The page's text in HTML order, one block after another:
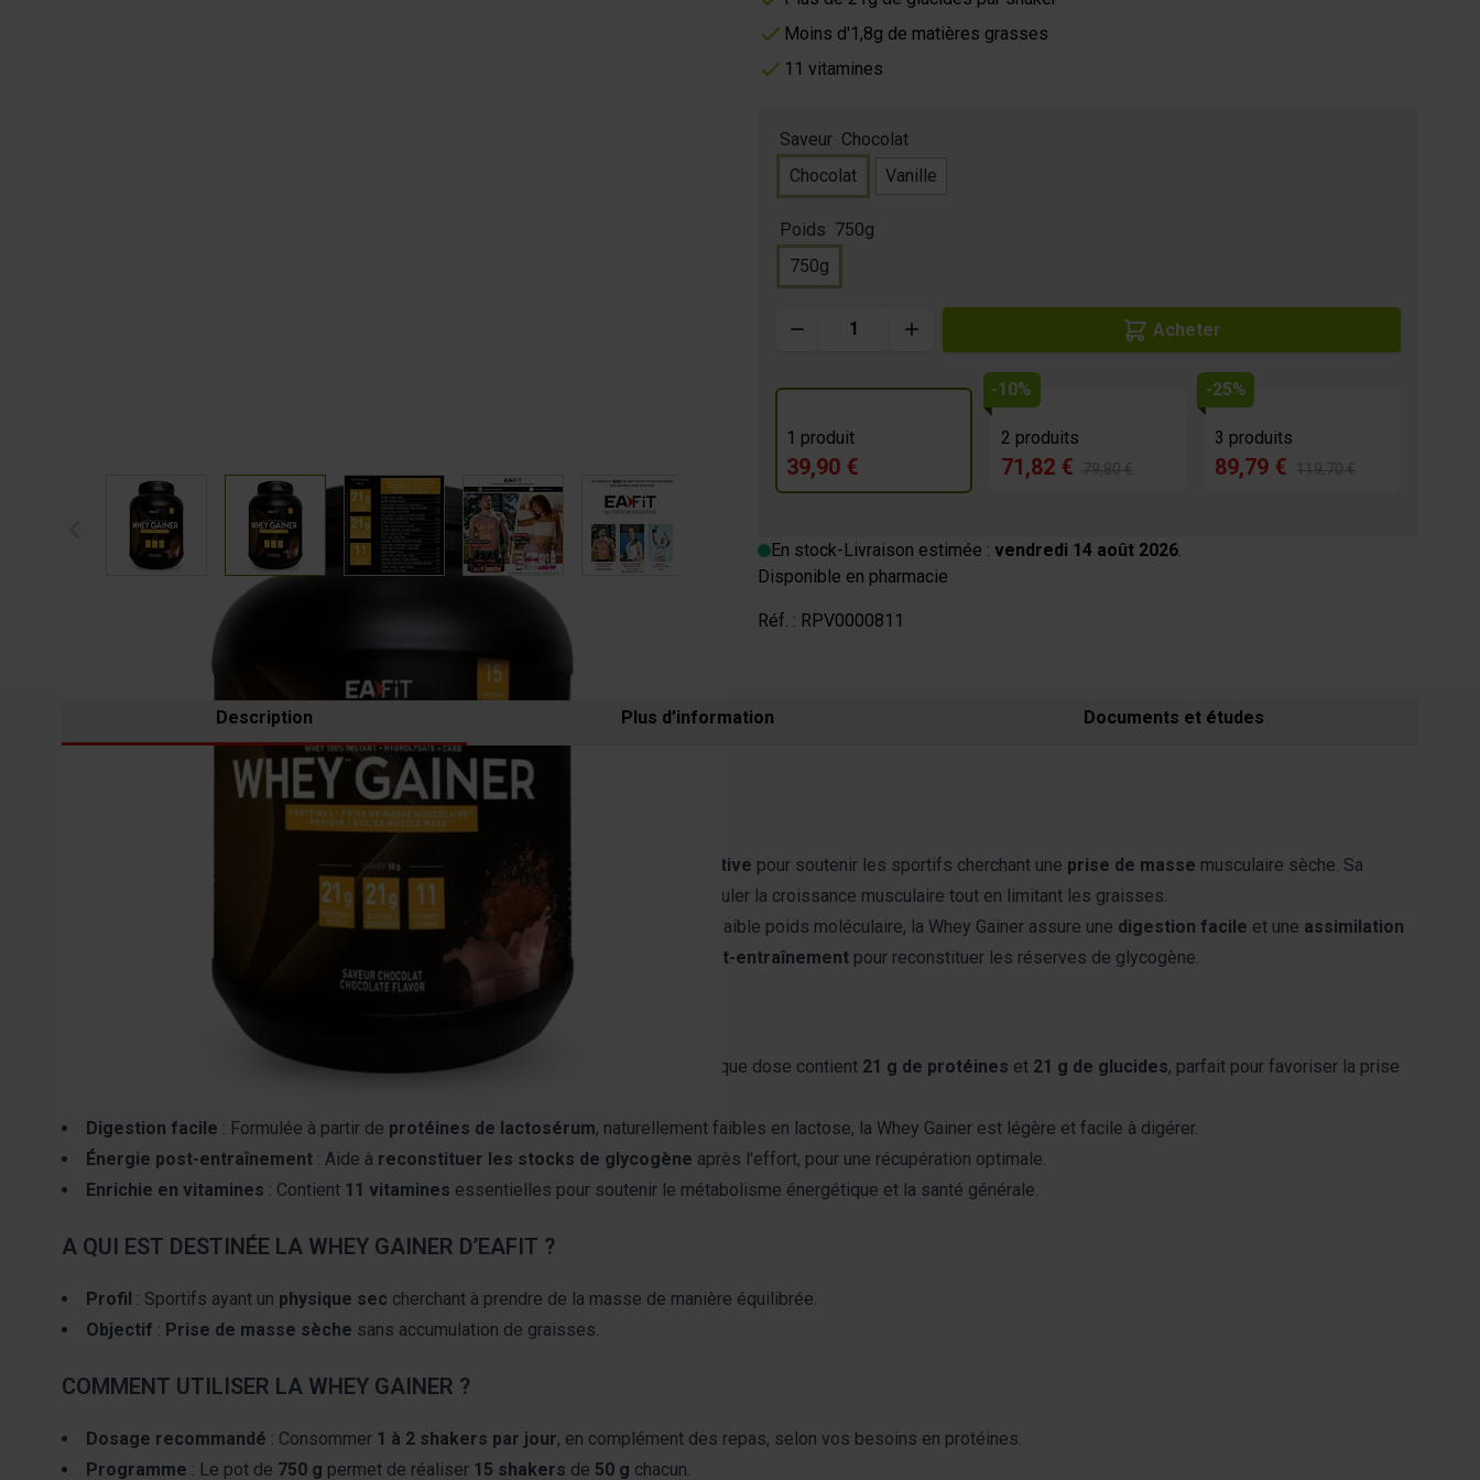
View larger imageView larger imageView larger imageView larger imageView larger imageView larger imageView larger image
Moins d'1,8g de matières grasses
11 vitamines
Saveur Chocolat
Chocolat
Vanille
Poids 750g
750g
Acheter
1 produit
39,90 €
-10%
2 produits
71,82 € 79,80 €
-25%
3 produits
89,79 € 119,70 €
En stock-Livraison estimée : vendredi 14 août 2026.
Disponible en pharmacie
Réf. : RPV0000811
Description Plus d’information Documents et études
QU'EST-CE QUE LA WHEY GAINER (LEAN GAINER) EAFIT ?
a été spécifiquement développée par nos experts en nutrition sportive pour soutenir les sportifs cherchant une prise de masse musculaire sèche. Sa
formule repose sur un ratio équilibré50 % protéines / 50 % glucides
, idéal pour stimuler la croissance musculaire tout en limitant les graisses.
whey hydrolysée, issus de protéines de lactosérum à faible poids moléculaire, la Whey Gainer assure une digestion facile et une assimilation
. Elle peut être consommée aussi bien en collation hyperprotéinée post-entraînement pour reconstituer les réserves de glycogène.
LES AVANTAGES DE LA WHEY GAINER D’EAFIT :
Prise de masse équilibrée: Avec son ratio 50 % protéines / 50 % glucides , chaque dose contient 21 g de protéines et 21 g de glucides, parfait pour favoriser la prise
Digestion facile : Formulée à partir de protéines de lactosérum, naturellement faibles en lactose, la Whey Gainer est légère et facile à digérer.
Énergie post-entraînement : Aide à reconstituer les stocks de glycogène après l'effort, pour une récupération optimale.
Enrichie en vitamines : Contient 11 vitamines essentielles pour soutenir le métabolisme énergétique et la santé générale.
A QUI EST DESTINÉE LA WHEY GAINER D’EAFIT ?
Profil : Sportifs ayant un physique sec cherchant à prendre de la masse de manière équilibrée.
Objectif : Prise de masse sèche sans accumulation de graisses.
COMMENT UTILISER LA WHEY GAINER ?
Dosage recommandé : Consommer 1 à 2 shakers par jour, en complément des repas, selon vos besoins en protéines.
Programme : Le pot de 750 g permet de réaliser 15 shakers de 50 g chacun.